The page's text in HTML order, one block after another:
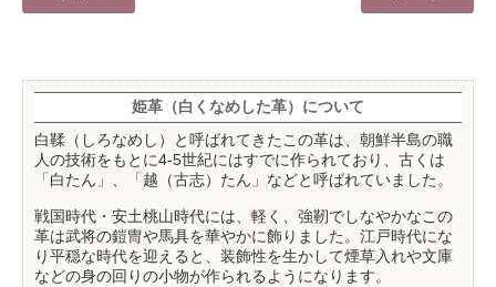
姫革（白くなめした革）について
白鞣（しろなめし）と呼ばれてきたこの革は、朝鮮半島の職
人の技術をもとに4-5世紀にはすでに作られており、古くは
「白たん」、「越（古志）たん」などと呼ばれていました。
戦国時代・安土桃山時代には、軽く、強靭でしなやかなこの
革は武将の鎧冑や馬具を華やかに飾りました。江戸時代にな
り平穏な時代を迎えると、装飾性を生かして煙草入れや文庫
などの身の回りの小物が作られるようになります。